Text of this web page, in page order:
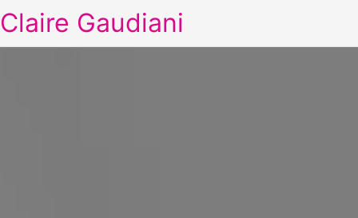
Claire Gaudiani